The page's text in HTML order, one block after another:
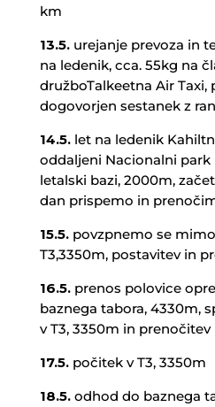
km
13.5. urejanje prevoza in
na ledenik, cca. 55kg na
družboTalkeetna Air
dogovorjen sestanek z
14.5.let na ledenik
oddaljeni Nacionalni park
letalski bazi, 2000m,
dan prispemo in
15.5.povzpnemo se
T3,3350m, postavitev in
16.5.prenos polovice
baznega tabora, 4330m,
v T3, 3350m in prenočitev
17.5.počitek v T3, 3350m
18.5. odhod do baznega